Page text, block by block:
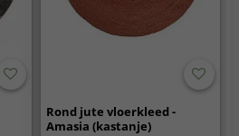
Rond jute vloerkleed -
Amasia (kastanje)